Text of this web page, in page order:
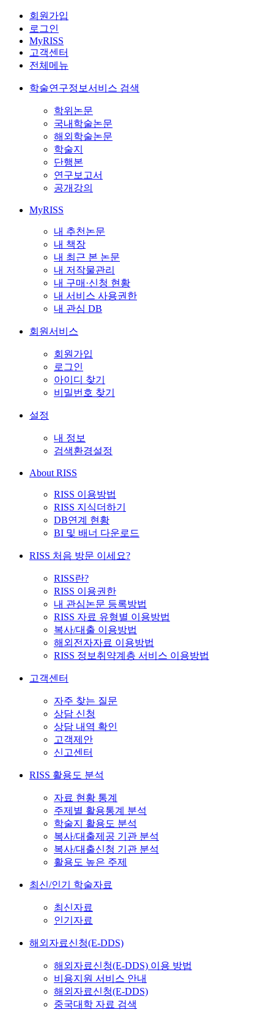
회원가입
로그인
MyRISS
고객센터
전체메뉴
학술연구정보서비스 검색
학위논문
국내학술논문
해외학술논문
학술지
단행본
연구보고서
공개강의
MyRISS
내 추천논문
내 책장
내 최근 본 논문
내 저작물관리
내 구매·신청 현황
내 서비스 사용권한
내 관심 DB
회원서비스
회원가입
로그인
아이디 찾기
비밀번호 찾기
설정
내 정보
검색환경설정
About RISS
RISS 이용방법
RISS 지식더하기
DB연계 현황
BI 및 배너 다운로드
RISS 처음 방문 이세요?
RISS란?
RISS 이용권한
내 관심논문 등록방법
RISS 자료 유형별 이용방법
복사/대출 이용방법
해외전자자료 이용방법
RISS 정보취약계층 서비스 이용방법
고객센터
자주 찾는 질문
상담 신청
상담 내역 확인
고객제안
신고센터
RISS 활용도 분석
자료 현황 통계
주제별 활용통계 분석
학술지 활용도 분석
복사/대출제공 기관 분석
복사/대출신청 기관 분석
활용도 높은 주제
최신/인기 학술자료
최신자료
인기자료
해외자료신청(E-DDS)
해외자료신청(E-DDS) 이용 방법
비용지원 서비스 안내
해외자료신청(E-DDS)
중국대학 자료 검색